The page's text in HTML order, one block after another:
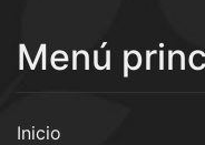
Menú
Inicio